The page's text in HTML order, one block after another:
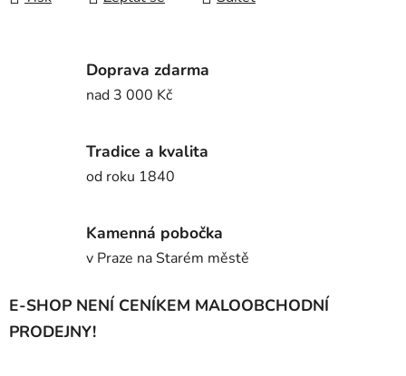
Doprava zdarma
nad 3 000 Kč
Tradice a kvalita
od roku 1840
Kamenná pobočka
v Praze na Starém městě
E-SHOP NENÍ CENÍKEM MALOOBCHODNÍ
PRODEJNY!